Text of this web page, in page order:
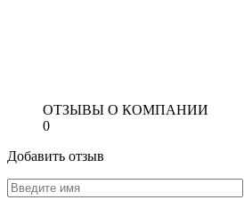
ОТЗЫВЫ О КОМПАНИИ
0
Добавить отзыв